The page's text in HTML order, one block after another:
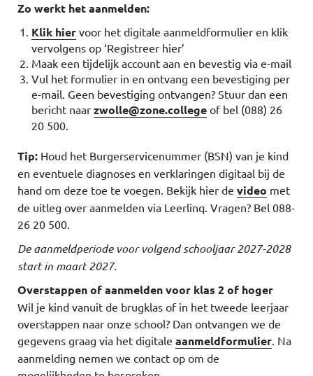
Zo werkt het aanmelden:
Klik hier voor het digitale aanmeldformulier en klik
vervolgens op ‘Registreer hier’
Maak een tijdelijk account aan en bevestig via e-mail
Vul het formulier in en ontvang een bevestiging per
e-mail. Geen bevestiging ontvangen? Stuur dan een
bericht naar zwolle@zone.college of bel (088) 26
20 500.
Tip: Houd het Burgerservicenummer (BSN) van je kind
en eventuele diagnoses en verklaringen digitaal bij de
hand om deze toe te voegen. Bekijk hier de video met
de uitleg over aanmelden via Leerlinq. Vragen? Bel 088-
26 20 500.
De aanmeldperiode voor volgend schooljaar 2027-2028
start in maart 2027.
Overstappen of aanmelden voor klas 2 of hoger
Wil je kind vanuit de brugklas of in het tweede leerjaar
overstappen naar onze school? Dan ontvangen we de
gegevens graag via het digitale aanmeldformulier. Na
aanmelding nemen we contact op om de